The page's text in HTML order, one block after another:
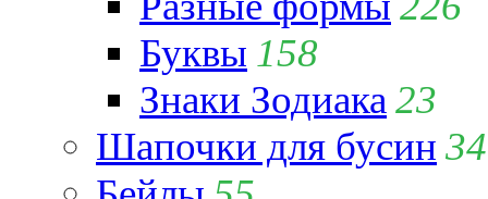
Буквы 158
Знаки Зодиака 23
Шапочки для бусин 34